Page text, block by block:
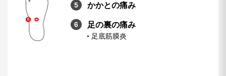
かかとの痛み
足の裏の痛み
足底筋膜炎